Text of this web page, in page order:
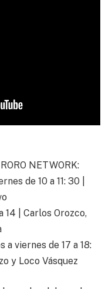
NETWORK:
de 10 a 11: 30 |
14 | Carlos Orozco,
a viernes de 17 a 18:
y Loco Vásquez